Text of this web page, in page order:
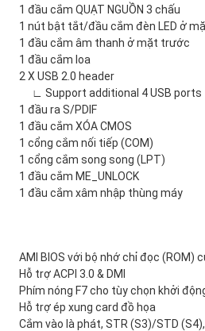
1 đầu cắm QUẠT NGUỒN 3 chấu
1 nút bật tắt/đầu cắm đèn LED ở
1 đầu cắm âm thanh ở mặt trước
1 đầu cắm loa
2 X USB 2.0 header
∟ Support additional 4 USB ports
1 đầu ra S/PDIF
1 đầu cắm XÓA CMOS
1 cổng cắm nối tiếp (COM)
1 cổng cắm song song (LPT)
1 đầu cắm ME_UNLOCK
1 đầu cắm xâm nhập thùng máy
AMI BIOS với bộ nhớ chỉ đọc (ROM)
Hỗ trợ ACPI 3.0 & DMI
Phím nóng F7 cho tùy chọn khởi
Hỗ trợ ép xung card đồ họa
Cắm vào là phát, STR (S3)/STD